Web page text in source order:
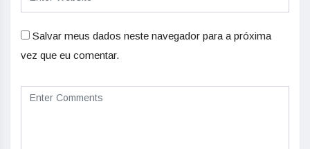
Salvar meus dados neste navegador para a próxima
vez que eu comentar.